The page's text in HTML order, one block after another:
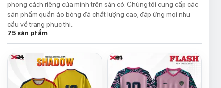
phong cách riêng của mình trên sân cỏ. Chúng tôi cung cấp các
sản phẩm quần áo bóng đá chất lượng cao, đáp ứng mọi nhu
cầu về trang phục thi…
75 sản phẩm